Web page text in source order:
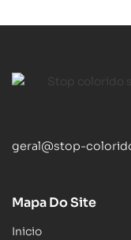
geral@stop-
Mapa Do Site
Inicio